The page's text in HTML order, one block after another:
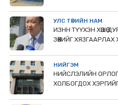
УЛС ТӨРИЙН НАМ
ИЗНН ТҮҮХЭН ХӨШӨӨ
ЗӨӨХИЙГ ХЯЗГААРЛАХ
НИЙГЭМ
НИЙСЛЭЛИЙН
ХОЛБОГДОХ